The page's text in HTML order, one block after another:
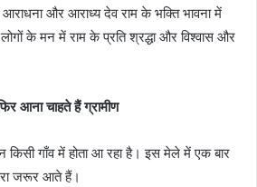
आराधना और आराध्य देव राम के भक्ति भावना में
के मन में राम के प्रति श्रद्धा और विश्वास और
आना चाहते हैं ग्रामीण
किसी गाँव में होता आ रहा है। इस मेले में एक बार
जरूर आते हैं।